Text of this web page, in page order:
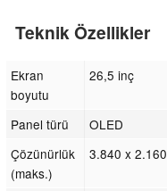
Teknik Özellikler
Ekran
boyutu
26,5 inç
Panel türü
OLED
Çözünürlük
(maks.)
3.840 x 2.160